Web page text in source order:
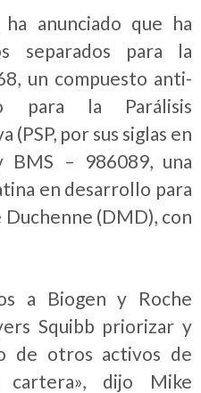
anunciado que ha
separados para la
un compuesto anti-
para la Parálisis
(PSP, por sus siglas en
– 986089, una
en desarrollo para
(DMD), con
a Biogen y Roche
Squibb priorizar y
de otros activos de
cartera», dijo Mike